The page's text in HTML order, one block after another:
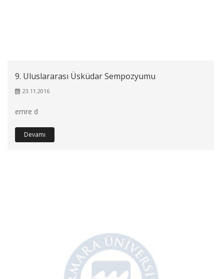
9. Uluslararası Üsküdar Sempozyumu
23.11.2016
emre d
Devamı